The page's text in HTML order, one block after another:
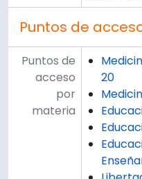
Puntos de
Puntos de
acceso
por
materia
20